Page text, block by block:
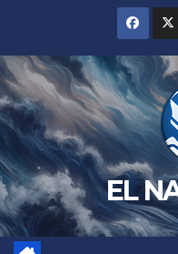
contenido
EL